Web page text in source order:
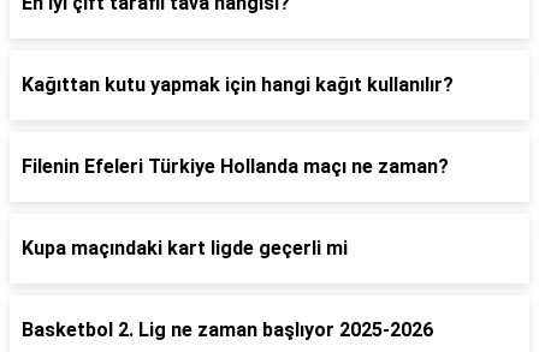
Kağıttan kutu yapmak için hangi kağıt kullanılır?
Filenin Efeleri Türkiye Hollanda maçı ne zaman?
Kupa maçındaki kart ligde geçerli mi
Basketbol 2. Lig ne zaman başlıyor 2025-2026